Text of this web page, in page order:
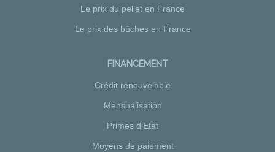
Le prix du pellet en France
Le prix des bûches en France
FINANCEMENT
Crédit renouvelable
Mensualisation
Primes d'Etat
Moyens de paiement